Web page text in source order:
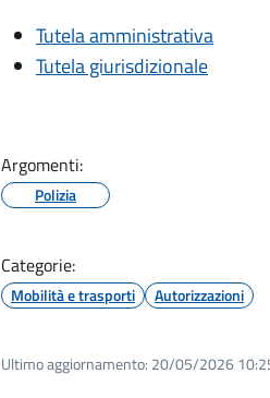
Tutela amministrativa
Tutela giurisdizionale
Argomenti:
Polizia
Categorie:
Mobilità e trasporti Autorizzazioni
Ultimo aggiornamento: 20/05/2026